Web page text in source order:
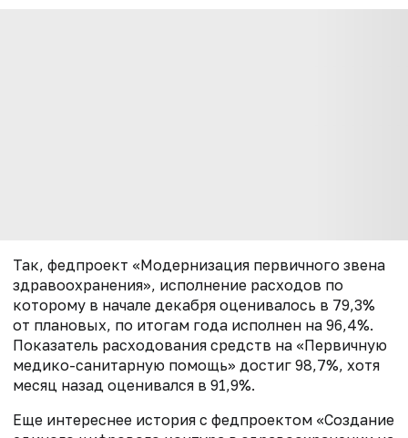
Так, федпроект «Модернизация первичного звена
здравоохранения», исполнение расходов по
которому в начале декабря оценивалось в 79,3%
от плановых, по итогам года исполнен на 96,4%.
Показатель расходования средств на «Первичную
медико-санитарную помощь» достиг 98,7%, хотя
месяц назад оценивался в 91,9%.
Еще интереснее история с федпроектом «Создание